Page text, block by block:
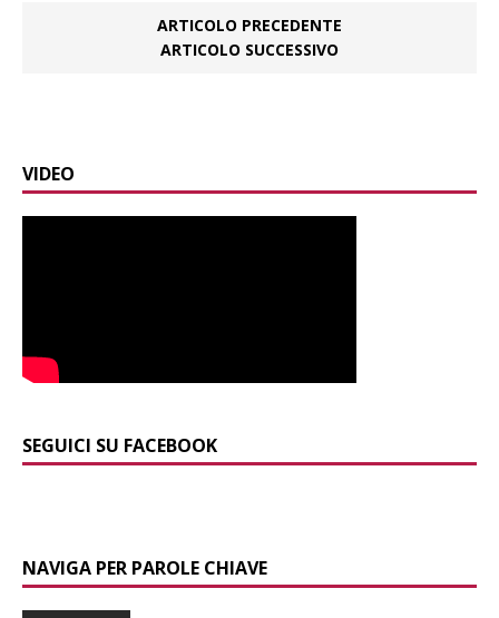
ARTICOLO PRECEDENTE
ARTICOLO SUCCESSIVO
VIDEO
SEGUICI SU FACEBOOK
NAVIGA PER PAROLE CHIAVE